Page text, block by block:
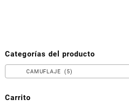
elegir
en
la
Categorías del producto
CAMUFLAJE (5)
Carrito